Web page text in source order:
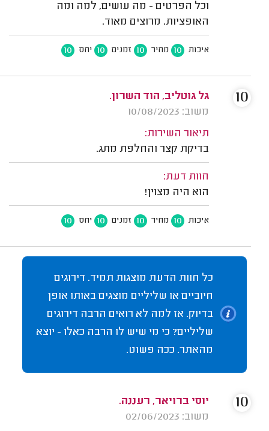
וכל הפרטים - מה עושים, למה ומה
האופציות. מרוצים מאוד.
איכות 10 מחיר 10 זמנים 10 יחס 10
גל גוטליב, הוד השרון.
משוב: 10/08/2023
תיאור השירות:
בדיקת קצר והחלפת מתג.
חוות דעת:
הוא היה מצוין!
איכות 10 מחיר 10 זמנים 10 יחס 10
10
כל חוות הדעת מוצגות תמיד. דירוגים
חיוביים או שליליים מוצגים באותו אופן
בדיוק. אז למה לא רואים הרבה דירוגים
שליליים? כי מי שיש לו הרבה כאלו - יוצא
מהאתר. ככה פשוט.
יוסי ברויאר, רעננה.
משוב: 02/06/2023
10